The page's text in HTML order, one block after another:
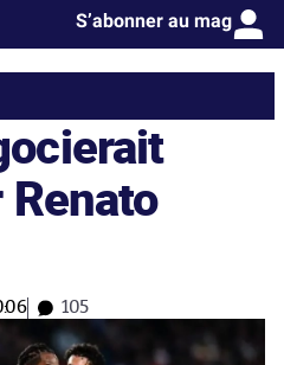
S’abonner au mag
105